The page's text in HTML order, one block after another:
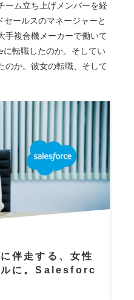
ーム立ち上げメンバーを経
ールスのマネージャーと
手複合機メーカーで働いて
転職したのか。そしてい
のか。彼女の転職、そして
伴走する、女性
ルに。Salesforc